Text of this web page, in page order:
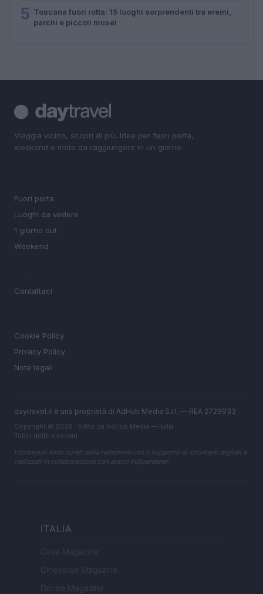
5 Toscana fuori rotta: 15 luoghi sorprendenti tra eremi,
parchi e piccoli musei
Viaggia vicino, scopri di più. Idee per fuori porta,
weekend e mete da raggiungere in un giorno.
Fuori porta
Luoghi da vedere
1 giorno out
Weekend
Contattaci
Cookie Policy
Privacy Policy
Note legali
daytravel.it è una proprietà di AdHub Media S.r.l. — REA 2729933
Copyright © 2026 · Edito da AdHub Media — Italia
Tutti i diritti riservati
I contenuti sono curati dalla redazione con il supporto di strumenti digitali e
realizzati in collaborazione con autori indipendenti.
ITALIA
Casa Magazine
Cineverse Magazine
Donne Magazine